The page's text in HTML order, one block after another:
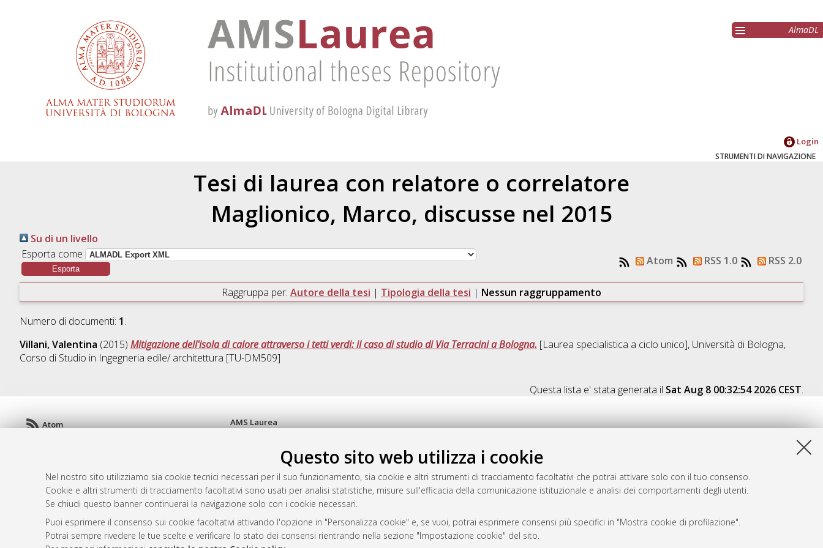
Questo sito web utilizza i cookie
Nel nostro sito utilizziamo sia cookie tecnici necessari per il suo funzionamento, sia cookie e altri strumenti di tracciamento facoltativi che potrai attivare solo con il tuo consenso.
Cookie e altri strumenti di tracciamento facoltativi sono usati per analisi statistiche, misure sull'efficacia della comunicazione istituzionale e analisi dei comportamenti degli utenti.
Se chiudi questo banner continuerai la navigazione solo con i cookie necessari.
Puoi esprimere il consenso sui cookie facoltativi attivando l'opzione in "Personalizza cookie" e, se vuoi, potrai esprimere consensi più specifici in "Mostra cookie di profilazione".
Potrai sempre rivedere le tue scelte e verificare lo stato dei consensi rientrando nella sezione "Impostazione cookie" del sito.
AlmaDL
Login
STRUMENTI DI NAVIGAZIONE
Tesi di laurea con relatore o correlatore
Maglionico, Marco, discusse nel 2015
Su di un livello
Esporta come
Atom RSS 1.0 RSS 2.0
Raggruppa per: Autore della tesi | Tipologia della tesi | Nessun raggruppamento
Numero di documenti: 1.
Villani, Valentina (2015) Mitigazione dell'isola di calore attraverso i tetti verdi: il caso di studio di Via Terracini a Bologna. [Laurea specialistica a ciclo unico], Università di Bologna,
Corso di Studio in Ingegneria edile/ architettura [TU-DM509]
Questa lista e' stata generata il Sat Aug 8 00:32:54 2026 CEST.
Atom
AMS Laurea
Impostazioni Cookie
Informativa sulla privacy
Condizioni d’uso del sito
© ALMA MATER STUDIORUM - Università di Bologna, 2007-2026.